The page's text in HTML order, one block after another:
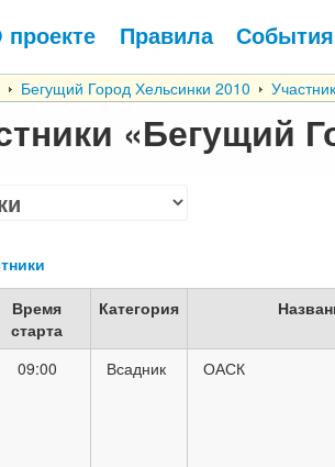
Правила События
Бегущий Город Хельсинки 2010
«Бегущий
Время
старта
Категория
09:00 Всадник ОАСК